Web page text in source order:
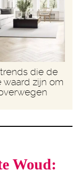
die de
waard zijn om
Woud: